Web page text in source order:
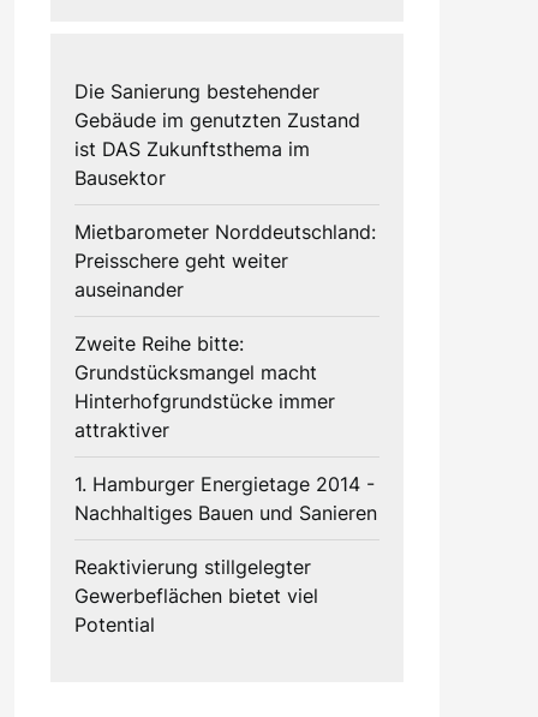
Die Sanierung bestehender
Gebäude im genutzten Zustand
ist DAS Zukunftsthema im
Bausektor
Mietbarometer Norddeutschland:
Preisschere geht weiter
auseinander
Zweite Reihe bitte:
Grundstücksmangel macht
Hinterhofgrundstücke immer
attraktiver
1. Hamburger Energietage 2014 -
Nachhaltiges Bauen und Sanieren
Reaktivierung stillgelegter
Gewerbeflächen bietet viel
Potential